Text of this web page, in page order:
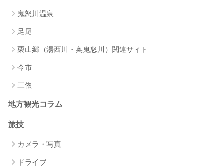
鬼怒川温泉
足尾
栗山郷（湯西川・奥鬼怒川）関連サイト
今市
三依
地方観光コラム
旅技
カメラ・写真
ドライブ